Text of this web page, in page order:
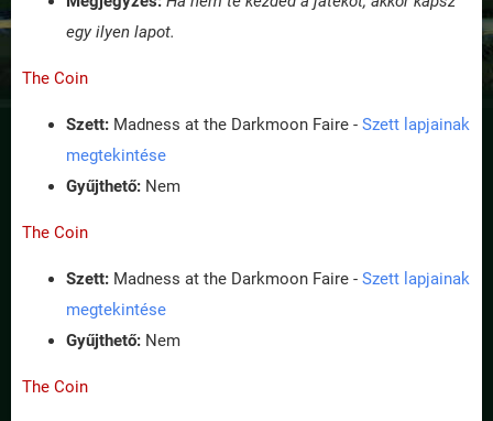
egy ilyen lapot.
The Coin
Szett: Madness at the Darkmoon Faire - Szett lapjainak
megtekintése
Gyűjthető: Nem
The Coin
Szett: Madness at the Darkmoon Faire - Szett lapjainak
megtekintése
Gyűjthető: Nem
The Coin